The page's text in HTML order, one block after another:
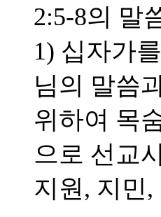
2:5-8의 말
1) 십자가
님의 말씀
위하여 목
으로 선교
지원, 지민